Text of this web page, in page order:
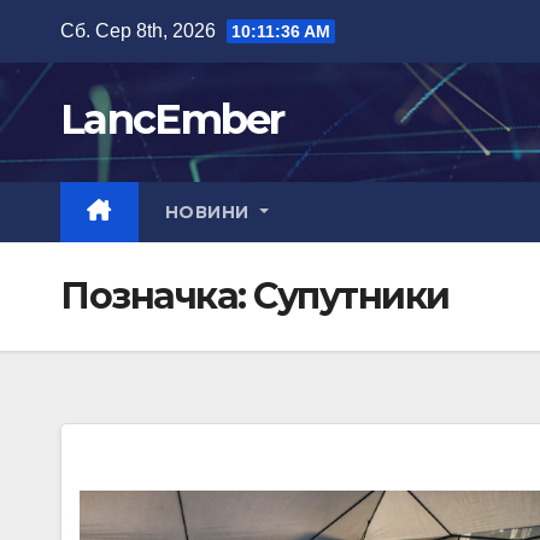
вмісту
Сб. Сер 8th, 2026 10:11:36 AM
LancEmber
НОВИНИ
Позначка:Супутники